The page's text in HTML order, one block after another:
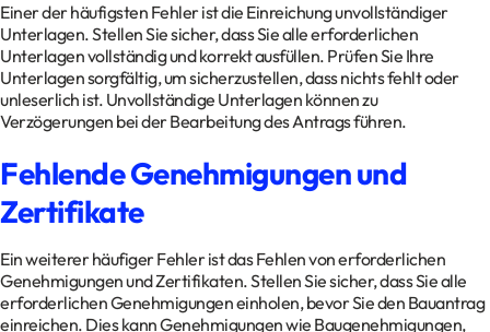
Einer der häufigsten Fehler ist die Einreichung unvollständiger
Unterlagen. Stellen Sie sicher, dass Sie alle erforderlichen
Unterlagen vollständig und korrekt ausfüllen. Prüfen Sie Ihre
Unterlagen sorgfältig, um sicherzustellen, dass nichts fehlt oder
unleserlich ist. Unvollständige Unterlagen können zu
Verzögerungen bei der Bearbeitung des Antrags führen.
Fehlende Genehmigungen und
Zertifikate
Ein weiterer häufiger Fehler ist das Fehlen von erforderlichen
Genehmigungen und Zertifikaten. Stellen Sie sicher, dass Sie alle
erforderlichen Genehmigungen einholen, bevor Sie den Bauantrag
einreichen. Dies kann Genehmigungen wie Baugenehmigungen,